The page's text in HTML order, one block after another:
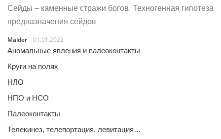
Сейды – каменные стражи богов. Техногенная гипотеза
предназначения сейдов
Malder
01.01.2022
Аномальные явления и палеоконтакты
Круги на полях
НЛО
НПО и НСО
Палеоконтакты
Телекинез, телепортация, левитация…